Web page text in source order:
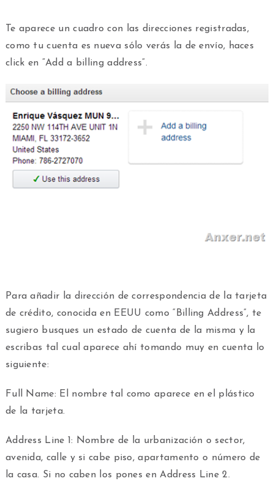
Te aparece un cuadro con las direcciones registradas,
como tu cuenta es nueva sólo verás la de envío, haces
click en “Add a billing address”.
Para añadir la dirección de correspondencia de la tarjeta
de crédito, conocida en EEUU como “Billing Address”, te
sugiero busques un estado de cuenta de la misma y la
escribas tal cual aparece ahí tomando muy en cuenta lo
siguiente:
Full Name: El nombre tal como aparece en el plástico
de la tarjeta.
Address Line 1: Nombre de la urbanización o sector,
avenida, calle y si cabe piso, apartamento o número de
la casa. Si no caben los pones en Address Line 2.